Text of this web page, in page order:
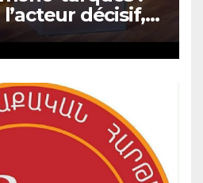
décisif,
Samvel